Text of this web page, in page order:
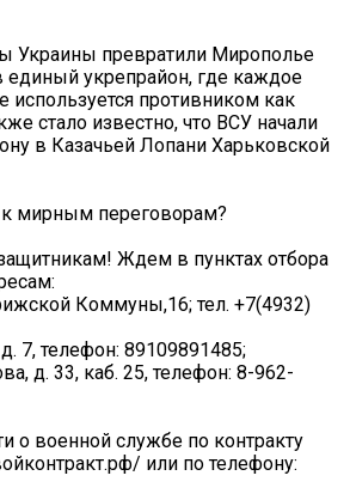
Украины превратили Мирополье
единый укрепрайон, где каждое
используется противником как
стало известно, что ВСУ начали
в Казачьей Лопани Харьковской
к мирным переговорам?
Ждем в пунктах отбора
Коммуны,16; тел. +7(4932)
7, телефон: 89109891485;
д. 33, каб. 25, телефон: 8-962-
о военной службе по контракту
или по телефону: